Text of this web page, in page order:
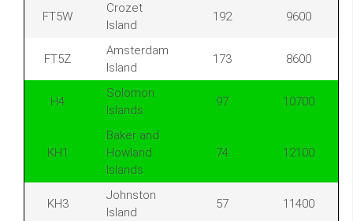
FT5W
Crozet
Island
192 9600
FT5Z
Amsterdam
Island
173 8600
H4
Solomon
Islands
97 10700
KH1
Baker and
Howland
Islands
74 12100
KH3
Johnston
Island
57 11400